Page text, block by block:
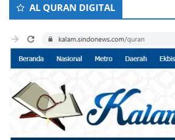
AL QURAN DIGITAL